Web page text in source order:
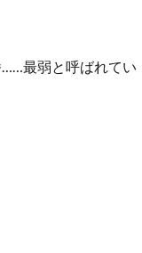
……最弱と呼ばれてい